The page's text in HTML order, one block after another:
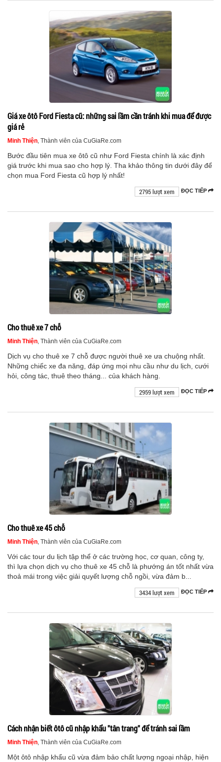
Giá xe ôtô Ford Fiesta cũ: những sai lầm cần tránh khi mua để được
giá rẻ
Minh Thiện, Thành viên của CuGiaRe.com
Bước đầu tiên mua xe ôtô cũ như Ford Fiesta chính là xác định
giá trước khi mua sao cho hợp lý. Tha khảo thông tin dưới đây để
chọn mua Ford Fiesta cũ hợp lý nhất!
ĐỌC TIẾP
2795 lượt xem
Cho thuê xe 7 chỗ
Minh Thiện, Thành viên của CuGiaRe.com
Dịch vụ cho thuê xe 7 chỗ được người thuê xe ưa chuộng nhất.
Những chiếc xe đa năng, đáp ứng mọi nhu cầu như du lịch, cưới
hỏi, công tác, thuê theo tháng... của khách hàng.
ĐỌC TIẾP
2959 lượt xem
Cho thuê xe 45 chỗ
Minh Thiện, Thành viên của CuGiaRe.com
Với các tour du lịch tập thể ở các trường học, cơ quan, công ty,
thì lựa chọn dịch vụ cho thuê xe 45 chỗ là phướng án tốt nhất vừa
thoả mái trong việc giải quyết lượng chỗ ngồi, vừa đảm b...
ĐỌC TIẾP
3434 lượt xem
Cách nhận biết ôtô cũ nhập khẩu "tân trang" để tránh sai lầm
Minh Thiện, Thành viên của CuGiaRe.com
Một ôtô nhập khẩu cũ vừa đảm bảo chất lượng ngoại nhập, hiện